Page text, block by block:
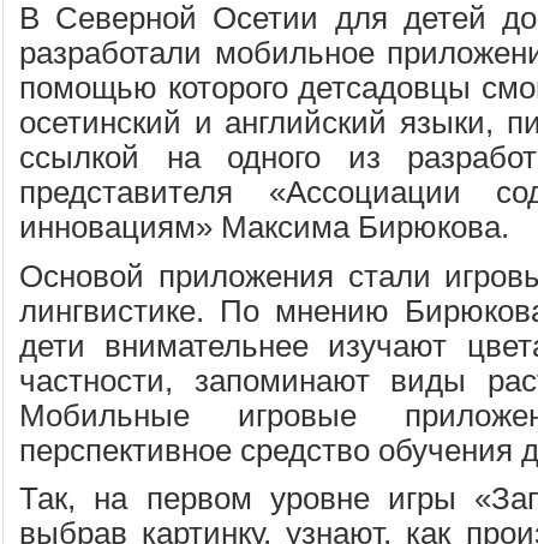
В Северной Осетии для детей
разработали мобильное
помощью которого детсадовцы
осетинский и английский языки,
ссылкой на одного из
представителя «Ассоциации
инновациям» Максима Бирюкова.
Основой приложения стали
лингвистике. По мнению
дети внимательнее изучают
частности, запоминают виды
Мобильные игровые
перспективное средство обучения
Так, на первом уровне игры
выбрав картинку, узнают, как